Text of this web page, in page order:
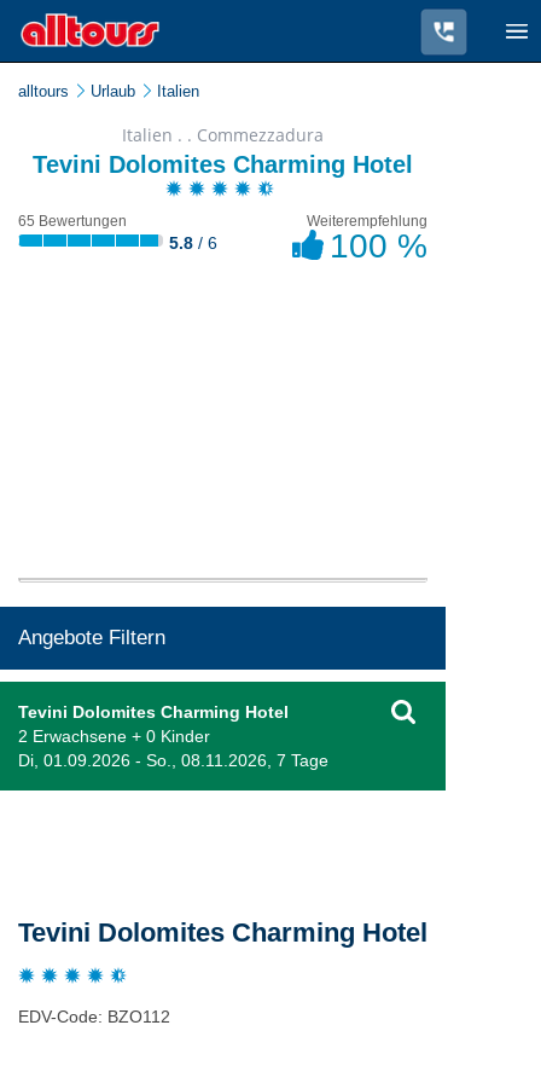
alltours Urlaub Italien
Italien . . Commezzadura
Tevini Dolomites Charming Hotel
65 Bewertungen
5.8 / 6
Weiterempfehlung
100 %
Angebote Filtern
Tevini Dolomites Charming Hotel
2 Erwachsene + 0 Kinder
Di, 01.09.2026 - So., 08.11.2026, 7 Tage
Tevini Dolomites Charming Hotel
EDV-Code: BZO112